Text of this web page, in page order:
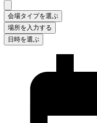
会場タイプを選ぶ
場所を入力する
日時を選ぶ